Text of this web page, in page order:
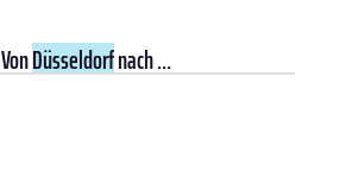
VonDüsseldorfnach ...